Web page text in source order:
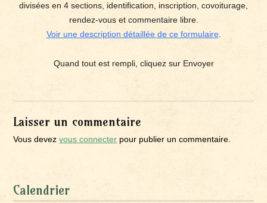
divisées en 4 sections, identification, inscription, covoiturage,
rendez-vous et commentaire libre.
Voir une description détaillée de ce formulaire.
Quand tout est rempli, cliquez sur Envoyer
Laisser un commentaire
Vous devezvous connecter pour publier un commentaire.
Calendrier